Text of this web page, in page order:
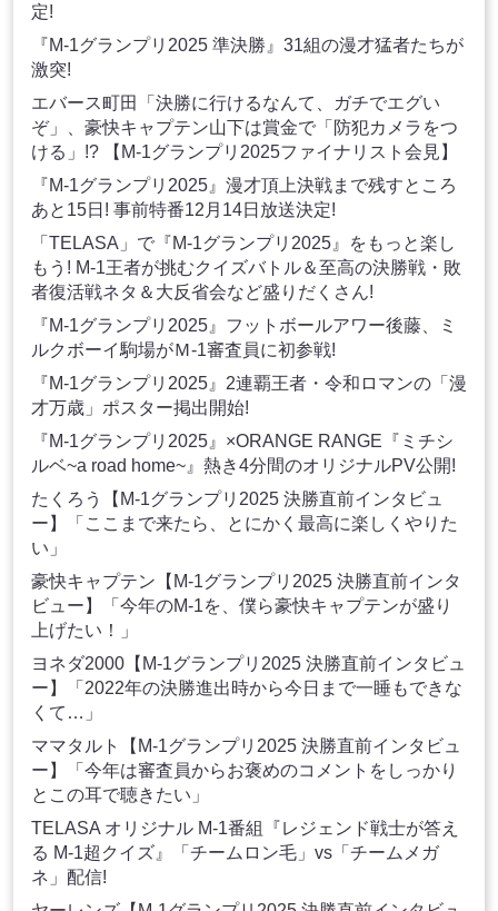
定!
『M-1グランプリ2025 準決勝』31組の漫才猛者たちが
激突!
エバース町田「決勝に行けるなんて、ガチでエグい
ぞ」、豪快キャプテン山下は賞金で「防犯カメラをつ
ける」!? 【M-1グランプリ2025ファイナリスト会見】
『M-1グランプリ2025』漫才頂上決戦まで残すところ
あと15日! 事前特番12月14日放送決定!
「TELASA」で『M-1グランプリ2025』をもっと楽し
もう! M-1王者が挑むクイズバトル＆至高の決勝戦・敗
者復活戦ネタ＆大反省会など盛りだくさん!
『M-1グランプリ2025』フットボールアワー後藤、ミ
ルクボーイ駒場がＭ-1審査員に初参戦!
『M-1グランプリ2025』2連覇王者・令和ロマンの「漫
才万歳」ポスター掲出開始!
『M-1グランプリ2025』×ORANGE RANGE『ミチシ
ルベ~a road home~』熱き4分間のオリジナルPV公開!
たくろう【M-1グランプリ2025 決勝直前インタビュ
ー】「ここまで来たら、とにかく最高に楽しくやりた
い」
豪快キャプテン【M-1グランプリ2025 決勝直前インタ
ビュー】「今年のM-1を、僕ら豪快キャプテンが盛り
上げたい！」
ヨネダ2000【M-1グランプリ2025 決勝直前インタビュ
ー】「2022年の決勝進出時から今日まで一睡もできな
くて…」
ママタルト【M-1グランプリ2025 決勝直前インタビュ
ー】「今年は審査員からお褒めのコメントをしっかり
とこの耳で聴きたい」
TELASA オリジナル M-1番組『レジェンド戦士が答え
る M-1超クイズ』「チームロン毛」vs「チームメガ
ネ」配信!